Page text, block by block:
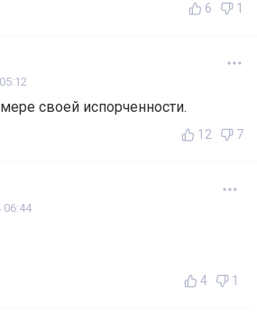
6 1
своей испорченности.
12 7
06:44
4 1